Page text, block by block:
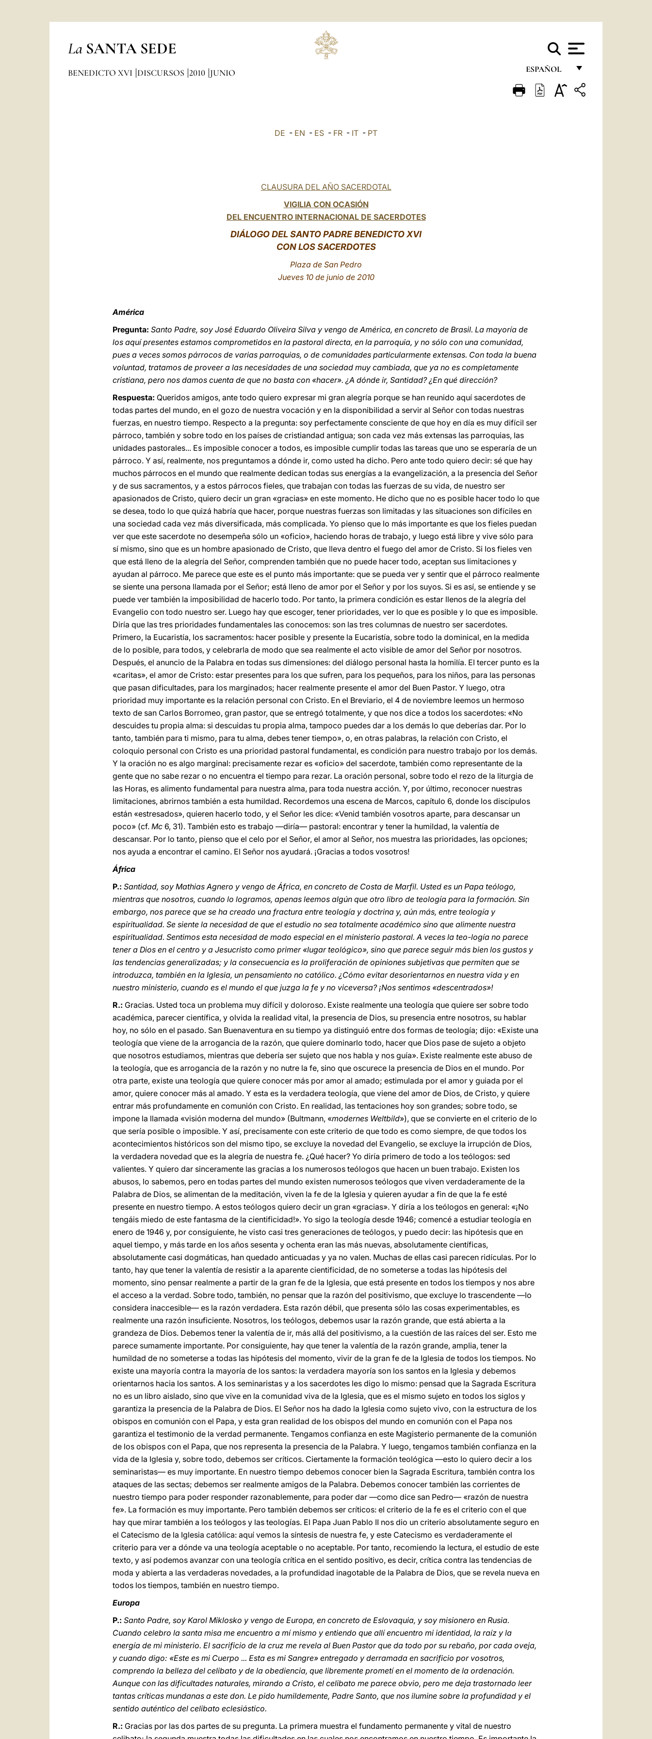
La SANTA SEDE
ESPAÑOL
FRANÇAIS
BENEDICTO XVI DISCURSOS 2010 JUNIO
DE - EN - ES - FR - IT - PT
CLAUSURA DEL AÑO SACERDOTAL
VIGILIA CON OCASIÓN
DEL ENCUENTRO INTERNACIONAL DE SACERDOTES
DIÁLOGO DEL SANTO PADRE BENEDICTO XVI
CON LOS SACERDOTES
Plaza de San Pedro
Jueves 10 de junio de 2010
América
Pregunta: Santo Padre, soy José Eduardo Oliveira Silva y vengo de América, en concreto de Brasil. La mayoría de
los aquí presentes estamos comprometidos en la pastoral directa, en la parroquia, y no sólo con una comunidad,
pues a veces somos párrocos de varias parroquias, o de comunidades particularmente extensas. Con toda la buena
voluntad, tratamos de proveer a las necesidades de una sociedad muy cambiada, que ya no es completamente
cristiana, pero nos damos cuenta de que no basta con «hacer». ¿A dónde ir, Santidad? ¿En qué dirección?
Respuesta: Queridos amigos, ante todo quiero expresar mi gran alegría porque se han reunido aquí sacerdotes de
todas partes del mundo, en el gozo de nuestra vocación y en la disponibilidad a servir al Señor con todas nuestras
fuerzas, en nuestro tiempo. Respecto a la pregunta: soy perfectamente consciente de que hoy en día es muy difícil ser
párroco, también y sobre todo en los países de cristiandad antigua; son cada vez más extensas las parroquias, las
unidades pastorales... Es imposible conocer a todos, es imposible cumplir todas las tareas que uno se esperaría de un
párroco. Y así, realmente, nos preguntamos a dónde ir, como usted ha dicho. Pero ante todo quiero decir: sé que hay
muchos párrocos en el mundo que realmente dedican todas sus energías a la evangelización, a la presencia del Señor
y de sus sacramentos, y a estos párrocos fieles, que trabajan con todas las fuerzas de su vida, de nuestro ser
apasionados de Cristo, quiero decir un gran «gracias» en este momento. He dicho que no es posible hacer todo lo que
se desea, todo lo que quizá habría que hacer, porque nuestras fuerzas son limitadas y las situaciones son difíciles en
una sociedad cada vez más diversificada, más complicada. Yo pienso que lo más importante es que los fieles puedan
ver que este sacerdote no desempeña sólo un «oficio», haciendo horas de trabajo, y luego está libre y vive sólo para
sí mismo, sino que es un hombre apasionado de Cristo, que lleva dentro el fuego del amor de Cristo. Si los fieles ven
que está lleno de la alegría del Señor, comprenden también que no puede hacer todo, aceptan sus limitaciones y
ayudan al párroco. Me parece que este es el punto más importante: que se pueda ver y sentir que el párroco realmente
se siente una persona llamada por el Señor; está lleno de amor por el Señor y por los suyos. Si es así, se entiende y se
puede ver también la imposibilidad de hacerlo todo. Por tanto, la primera condición es estar llenos de la alegría del
Evangelio con todo nuestro ser. Luego hay que escoger, tener prioridades, ver lo que es posible y lo que es imposible.
Diría que las tres prioridades fundamentales las conocemos: son las tres columnas de nuestro ser sacerdotes.
Primero, la Eucaristía, los sacramentos: hacer posible y presente la Eucaristía, sobre todo la dominical, en la medida
de lo posible, para todos, y celebrarla de modo que sea realmente el acto visible de amor del Señor por nosotros.
Después, el anuncio de la Palabra en todas sus dimensiones: del diálogo personal hasta la homilía. El tercer punto es la
«caritas», el amor de Cristo: estar presentes para los que sufren, para los pequeños, para los niños, para las personas
que pasan dificultades, para los marginados; hacer realmente presente el amor del Buen Pastor. Y luego, otra
prioridad muy importante es la relación personal con Cristo. En el Breviario, el 4 de noviembre leemos un hermoso
texto de san Carlos Borromeo, gran pastor, que se entregó totalmente, y que nos dice a todos los sacerdotes: «No
descuides tu propia alma: si descuidas tu propia alma, tampoco puedes dar a los demás lo que deberías dar. Por lo
tanto, también para ti mismo, para tu alma, debes tener tiempo», o, en otras palabras, la relación con Cristo, el
coloquio personal con Cristo es una prioridad pastoral fundamental, es condición para nuestro trabajo por los demás.
Y la oración no es algo marginal: precisamente rezar es «oficio» del sacerdote, también como representante de la
gente que no sabe rezar o no encuentra el tiempo para rezar. La oración personal, sobre todo el rezo de la liturgia de
las Horas, es alimento fundamental para nuestra alma, para toda nuestra acción. Y, por último, reconocer nuestras
limitaciones, abrirnos también a esta humildad. Recordemos una escena de Marcos, capítulo 6, donde los discípulos
están «estresados», quieren hacerlo todo, y el Señor les dice: «Venid también vosotros aparte, para descansar un
poco» (cf. Mc 6, 31). También esto es trabajo —diría— pastoral: encontrar y tener la humildad, la valentía de
descansar. Por lo tanto, pienso que el celo por el Señor, el amor al Señor, nos muestra las prioridades, las opciones;
nos ayuda a encontrar el camino. El Señor nos ayudará. ¡Gracias a todos vosotros!
África
P.: Santidad, soy Mathias Agnero y vengo de África, en concreto de Costa de Marfil. Usted es un Papa teólogo,
mientras que nosotros, cuando lo logramos, apenas leemos algún que otro libro de teología para la formación. Sin
embargo, nos parece que se ha creado una fractura entre teología y doctrina y, aún más, entre teología y
espiritualidad. Se siente la necesidad de que el estudio no sea totalmente académico sino que alimente nuestra
espiritualidad. Sentimos esta necesidad de modo especial en el ministerio pastoral. A veces la teo-logía no parece
tener a Dios en el centro y a Jesucristo como primer «lugar teológico», sino que parece seguir más bien los gustos y
las tendencias generalizadas; y la consecuencia es la proliferación de opiniones subjetivas que permiten que se
introduzca, también en la Iglesia, un pensamiento no católico. ¿Cómo evitar desorientarnos en nuestra vida y en
nuestro ministerio, cuando es el mundo el que juzga la fe y no viceversa? ¡Nos sentimos «descentrados»!
R.: Gracias. Usted toca un problema muy difícil y doloroso. Existe realmente una teología que quiere ser sobre todo
académica, parecer científica, y olvida la realidad vital, la presencia de Dios, su presencia entre nosotros, su hablar
hoy, no sólo en el pasado. San Buenaventura en su tiempo ya distinguió entre dos formas de teología; dijo: «Existe una
teología que viene de la arrogancia de la razón, que quiere dominarlo todo, hacer que Dios pase de sujeto a objeto
que nosotros estudiamos, mientras que debería ser sujeto que nos habla y nos guía». Existe realmente este abuso de
la teología, que es arrogancia de la razón y no nutre la fe, sino que oscurece la presencia de Dios en el mundo. Por
otra parte, existe una teología que quiere conocer más por amor al amado; estimulada por el amor y guiada por el
amor, quiere conocer más al amado. Y esta es la verdadera teología, que viene del amor de Dios, de Cristo, y quiere
entrar más profundamente en comunión con Cristo. En realidad, las tentaciones hoy son grandes; sobre todo, se
impone la llamada «visión moderna del mundo» (Bultmann, «modernes Weltbild»), que se convierte en el criterio de lo
que sería posible o imposible. Y así, precisamente con este criterio de que todo es como siempre, de que todos los
acontecimientos históricos son del mismo tipo, se excluye la novedad del Evangelio, se excluye la irrupción de Dios,
la verdadera novedad que es la alegría de nuestra fe. ¿Qué hacer? Yo diría primero de todo a los teólogos: sed
valientes. Y quiero dar sinceramente las gracias a los numerosos teólogos que hacen un buen trabajo. Existen los
abusos, lo sabemos, pero en todas partes del mundo existen numerosos teólogos que viven verdaderamente de la
Palabra de Dios, se alimentan de la meditación, viven la fe de la Iglesia y quieren ayudar a fin de que la fe esté
presente en nuestro tiempo. A estos teólogos quiero decir un gran «gracias». Y diría a los teólogos en general: «¡No
tengáis miedo de este fantasma de la cientificidad!». Yo sigo la teología desde 1946; comencé a estudiar teología en
enero de 1946 y, por consiguiente, he visto casi tres generaciones de teólogos, y puedo decir: las hipótesis que en
aquel tiempo, y más tarde en los años sesenta y ochenta eran las más nuevas, absolutamente científicas,
absolutamente casi dogmáticas, han quedado anticuadas y ya no valen. Muchas de ellas casi parecen ridículas. Por lo
tanto, hay que tener la valentía de resistir a la aparente cientificidad, de no someterse a todas las hipótesis del
momento, sino pensar realmente a partir de la gran fe de la Iglesia, que está presente en todos los tiempos y nos abre
el acceso a la verdad. Sobre todo, también, no pensar que la razón del positivismo, que excluye lo trascendente —lo
considera inaccesible— es la razón verdadera. Esta razón débil, que presenta sólo las cosas experimentables, es
realmente una razón insuficiente. Nosotros, los teólogos, debemos usar la razón grande, que está abierta a la
grandeza de Dios. Debemos tener la valentía de ir, más allá del positivismo, a la cuestión de las raíces del ser. Esto me
parece sumamente importante. Por consiguiente, hay que tener la valentía de la razón grande, amplia, tener la
humildad de no someterse a todas las hipótesis del momento, vivir de la gran fe de la Iglesia de todos los tiempos. No
existe una mayoría contra la mayoría de los santos: la verdadera mayoría son los santos en la Iglesia y debemos
orientarnos hacia los santos. A los seminaristas y a los sacerdotes les digo lo mismo: pensad que la Sagrada Escritura
no es un libro aislado, sino que vive en la comunidad viva de la Iglesia, que es el mismo sujeto en todos los siglos y
garantiza la presencia de la Palabra de Dios. El Señor nos ha dado la Iglesia como sujeto vivo, con la estructura de los
obispos en comunión con el Papa, y esta gran realidad de los obispos del mundo en comunión con el Papa nos
garantiza el testimonio de la verdad permanente. Tengamos confianza en este Magisterio permanente de la comunión
de los obispos con el Papa, que nos representa la presencia de la Palabra. Y luego, tengamos también confianza en la
vida de la Iglesia y, sobre todo, debemos ser críticos. Ciertamente la formación teológica —esto lo quiero decir a los
seminaristas— es muy importante. En nuestro tiempo debemos conocer bien la Sagrada Escritura, también contra los
ataques de las sectas; debemos ser realmente amigos de la Palabra. Debemos conocer también las corrientes de
nuestro tiempo para poder responder razonablemente, para poder dar —como dice san Pedro— «razón de nuestra
fe». La formación es muy importante. Pero también debemos ser críticos: el criterio de la fe es el criterio con el que
hay que mirar también a los teólogos y las teologías. El Papa Juan Pablo II nos dio un criterio absolutamente seguro en
el Catecismo de la Iglesia católica: aquí vemos la síntesis de nuestra fe, y este Catecismo es verdaderamente el
criterio para ver a dónde va una teología aceptable o no aceptable. Por tanto, recomiendo la lectura, el estudio de este
texto, y así podemos avanzar con una teología crítica en el sentido positivo, es decir, crítica contra las tendencias de
moda y abierta a las verdaderas novedades, a la profundidad inagotable de la Palabra de Dios, que se revela nueva en
todos los tiempos, también en nuestro tiempo.
Europa
P.: Santo Padre, soy Karol Miklosko y vengo de Europa, en concreto de Eslovaquia, y soy misionero en Rusia.
Cuando celebro la santa misa me encuentro a mí mismo y entiendo que allí encuentro mi identidad, la raíz y la
energía de mi ministerio. El sacrificio de la cruz me revela al Buen Pastor que da todo por su rebaño, por cada oveja,
y cuando digo: «Este es mi Cuerpo ... Esta es mi Sangre» entregado y derramada en sacrificio por vosotros,
comprendo la belleza del celibato y de la obediencia, que libremente prometí en el momento de la ordenación.
Aunque con las dificultades naturales, mirando a Cristo, el celibato me parece obvio, pero me deja trastornado leer
tantas críticas mundanas a este don. Le pido humildemente, Padre Santo, que nos ilumine sobre la profundidad y el
sentido auténtico del celibato eclesiástico.
R.: Gracias por las dos partes de su pregunta. La primera muestra el fundamento permanente y vital de nuestro